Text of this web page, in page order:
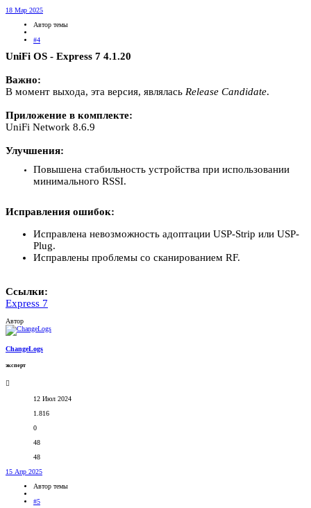
18 Мар 2025
Автор темы
#4
UniFi OS - Express 7 4.1.20
Важно:
В момент выхода, эта версия, являлась Release Candidate.
Приложение в комплекте:
UniFi Network 8.6.9
Улучшения:
Повышена стабильность устройства при использовании
минимального RSSI.
Исправления ошибок:
Исправлена невозможность адоптации USP-Strip или USP-
Plug.
Исправлены проблемы со сканированием RF.
Ссылки:
Express 7
Автор
ChangeLogs
эксперт
12 Июл 2024
1.816
0
48
48
15 Апр 2025
Автор темы
#5